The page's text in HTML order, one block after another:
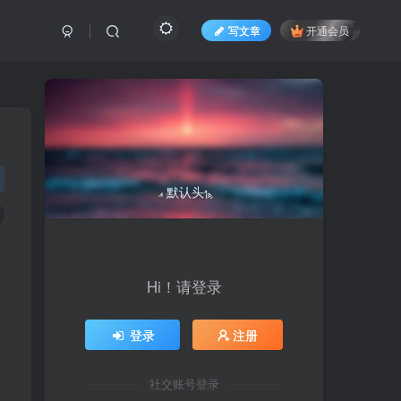
写文章 开通会员
Hi！请登录
登录 注册
社交账号登录